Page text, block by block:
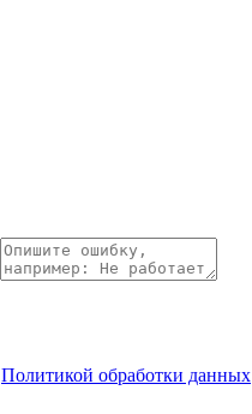
Политикой обработки данных